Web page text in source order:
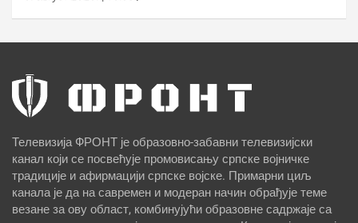
Телевизија ФРОНТ је образовно-забавни телевизијски
канал који се посвећује промовисању српске војничке
традиције и афирмацији српске војске. Примарни циљ
канала је да на савремен и модеран начин обрађује теме
везане за ову област, комбинујући образовне садржаје са